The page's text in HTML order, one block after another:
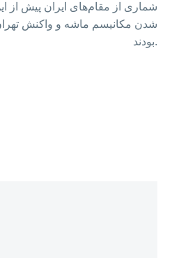
شماری از مقام‌های ایران پیش از
شدن مکانیسم ماشه و واکنش
بودند.